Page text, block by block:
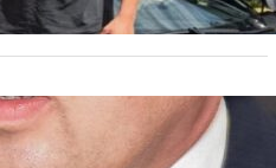
për gazin amerikan,
Hotit: “Mbrojeni LDK-në, jo
në”